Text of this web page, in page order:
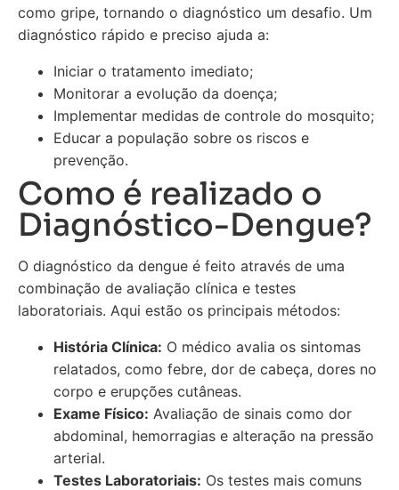
como gripe, tornando o diagnóstico um desafio. Um
diagnóstico rápido e preciso ajuda a:
Iniciar o tratamento imediato;
Monitorar a evolução da doença;
Implementar medidas de controle do mosquito;
Educar a população sobre os riscos e
prevenção.
Como é realizado o
Diagnóstico-Dengue?
O diagnóstico da dengue é feito através de uma
combinação de avaliação clínica e testes
laboratoriais. Aqui estão os principais métodos:
História Clínica: O médico avalia os sintomas
relatados, como febre, dor de cabeça, dores no
corpo e erupções cutâneas.
Exame Físico: Avaliação de sinais como dor
abdominal, hemorragias e alteração na pressão
arterial.
Testes Laboratoriais: Os testes mais comuns